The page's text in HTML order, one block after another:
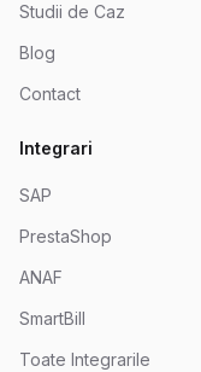
Studii de Caz
Blog
Contact
Integrari
SAP
PrestaShop
ANAF
SmartBill
Toate Integrarile